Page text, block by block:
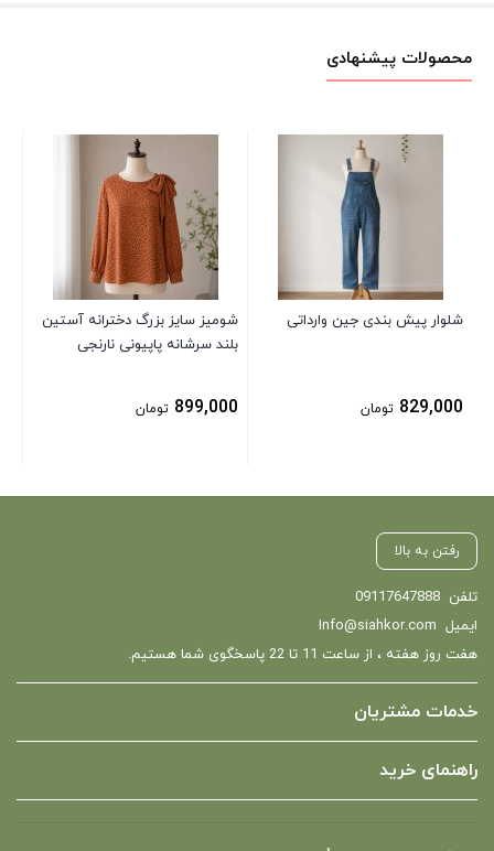
محصولات پیشنهادی
شلوار پیش بندی جین وارداتی
829,000 تومان
شومیز سایز بزرگ دخترانه آستین
بلند سرشانه پاپیونی نارنجی
899,000 تومان
رفتن به بالا
تلفن 09117647888
ایمیل Info@siahkor.com
هفت روز هفته ، از ساعت 11 تا 22 پاسخگوی شما هستیم.
خدمات مشتریان
راهنمای خرید